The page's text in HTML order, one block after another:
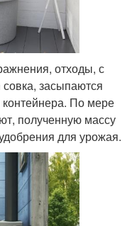
отходы, с
засыпаются
контейнера. По мере
полученную массу
для урожая.